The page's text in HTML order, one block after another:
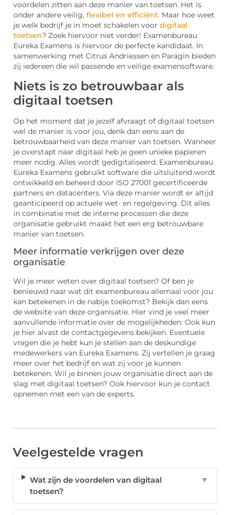
voordelen zitten aan deze manier van toetsen. Het is
onder andere veilig, flexibel en efficiënt. Maar hoe weet
je welk bedrijf je in moet schakelen voor digitaal
toetsen? Zoek hiervoor niet verder! Examenbureau
Eureka Examens is hiervoor de perfecte kandidaat. In
samenwerking met Citrus Andriessen en Paragin bieden
zij iedereen die wil passende en veilige examensoftware.
Niets is zo betrouwbaar als
digitaal toetsen
Op het moment dat je jezelf afvraagt of digitaal toetsen
wel de manier is voor jou, denk dan eens aan de
betrouwbaarheid van deze manier van toetsen. Wanneer
je overstapt naar digitaal heb je geen unieke papieren
meer nodig. Alles wordt gedigitaliseerd. Examenbureau
Eureka Examens gebruikt software die uitsluitend wordt
ontwikkeld en beheerd door ISO 27001 gecertificeerde
partners en datacenters. Via deze manier wordt er altijd
geanticipeerd op actuele wet- en regelgeving. Dit alles
in combinatie met de interne processen die deze
organisatie gebruikt maakt het een erg betrouwbare
manier van toetsen.
Meer informatie verkrijgen over deze
organisatie
Wil je meer weten over digitaal toetsen? Of ben je
benieuwd naar wat dit examenbureau allemaal voor jou
kan betekenen in de nabije toekomst? Bekijk dan eens
de website van deze organisatie. Hier vind je veel meer
aanvullende informatie over de mogelijkheden. Ook kun
je hier alvast de contactgegevens bekijken. Eventuele
vragen die je hebt kun je stellen aan de deskundige
medewerkers van Eureka Examens. Zij vertellen je graag
meer over het bedrijf en wat zij voor je kunnen
betekenen. Wil je binnen jouw organisatie direct aan de
slag met digitaal toetsen? Ook hiervoor kun je contact
opnemen met een van de experts.
Veelgestelde vragen
Wat zijn de voordelen van digitaal
toetsen?
▼